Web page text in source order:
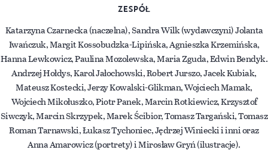
ZESPÓŁ
Katarzyna Czarnecka (naczelna), Sandra Wilk (wydawczyni) Jolanta
Iwańczuk, Margit Kossobudzka-Lipińska, Agnieszka Krzemińska,
Hanna Lewkowicz, Paulina Mozolewska, Maria Zguda, Edwin Bendyk.
Andrzej Hołdys, Karol Jałochowski, Robert Jurszo, Jacek Kubiak,
Mateusz Kostecki, Jerzy Kowalski-Glikman, Wojciech Mamak,
Wojciech Mikołuszko, Piotr Panek, Marcin Rotkiewicz, Krzysztof
Siwczyk, Marcin Skrzypek, Marek Ścibior, Tomasz Targański, Tomasz
Roman Tarnawski, Łukasz Tychoniec, Jędrzej Winiecki i inni oraz
Anna Amarowicz (portrety) i Mirosław Gryń (ilustracje).